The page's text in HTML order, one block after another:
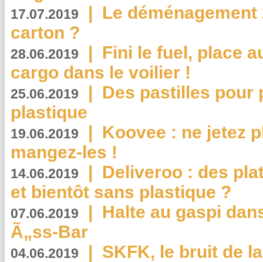
17.07.2019 | Le
carton ?
28.06.2019 | Fini le fuel, place
cargo dans le voilier !
25.06.2019 | Des pastilles pour
plastique
19.06.2019 | Koovee : ne jetez
mangez-les !
14.06.2019 | Deliveroo : des
et bientôt sans plastique ?
07.06.2019 | Halte au gaspi
Ã„ss-Bar
04.06.2019 | SKFK, le bruit de